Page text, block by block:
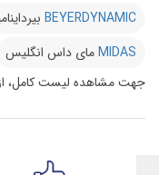
BEYERDYNAMIC
MIDASمای داس انگلیس
جهت مشاهده لیست کامل،